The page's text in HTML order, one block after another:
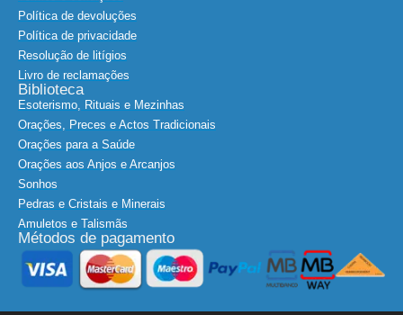
Política de devoluções
Política de privacidade
Resolução de litígios
Livro de reclamações
Biblioteca
Esoterismo, Rituais e Mezinhas
Orações, Preces e Actos Tradicionais
Orações para a Saúde
Orações aos Anjos e Arcanjos
Sonhos
Pedras e Cristais e Minerais
Amuletos e Talismãs
Métodos de pagamento